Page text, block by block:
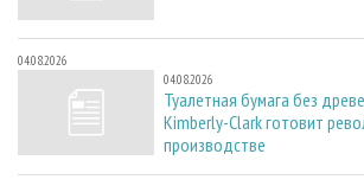
04.08.2026
04.08.2026
Туалетная бумага без
Kimberly-Clark готовит
производстве